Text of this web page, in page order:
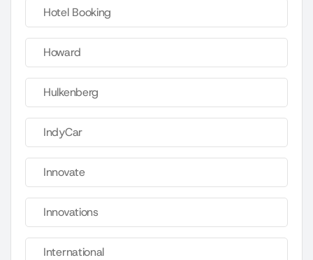
Hotel Booking
Howard
Hulkenberg
IndyCar
Innovate
Innovations
International